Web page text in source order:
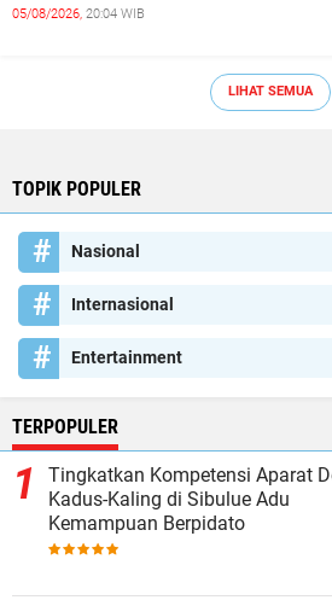
05/08/2026, 20:04 WIB
LIHAT SEMUA
TOPIK POPULER
Nasional
Internasional
Entertainment
TERPOPULER
Tingkatkan Kompetensi Aparat
Kadus-Kaling di Sibulue Adu
Kemampuan Berpidato